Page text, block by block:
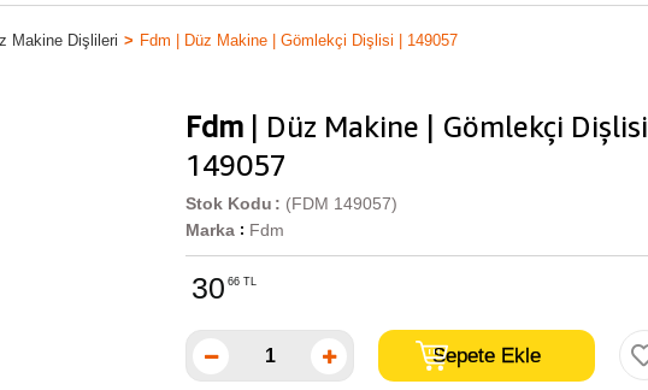
Makine Dişlileri Fdm | Düz Makine | Gömlekçi Dişlisi | 149057
Fdm | Düz Makine | Gömlekçi Dişlisi |
149057
(FDM 149057)
Stok Kodu
Marka : Fdm
30 66 TL